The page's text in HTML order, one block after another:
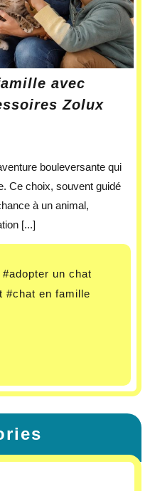
avec
Zolux
Ce choix, souvent guidé
à un animal,
[...]
#adopter un chat
#chat en famille